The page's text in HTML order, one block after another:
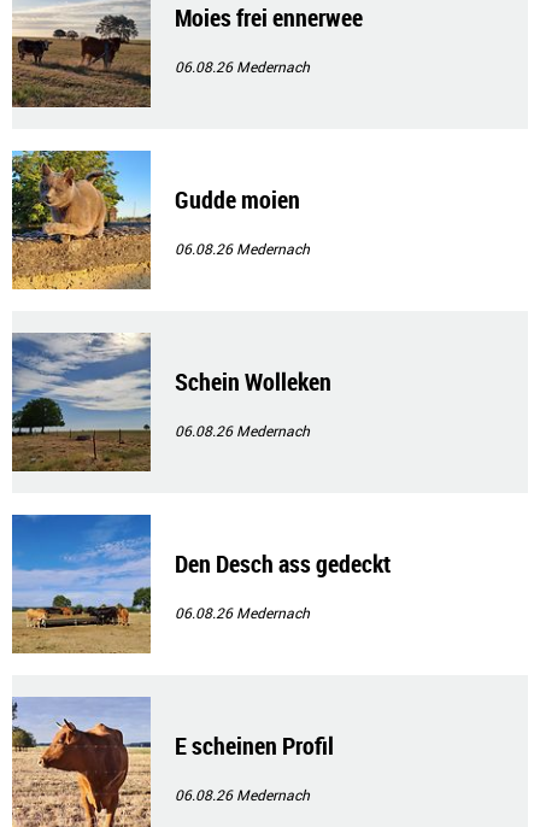
Moies frei ennerwee
06.08.26Medernach
Gudde moien
06.08.26Medernach
Schein Wolleken
06.08.26Medernach
Den Desch ass gedeckt
06.08.26Medernach
E scheinen Profil
06.08.26Medernach